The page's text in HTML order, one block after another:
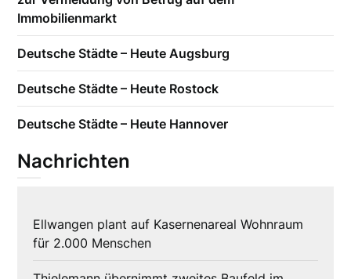
Immobilienmarkt
Deutsche Städte – Heute Augsburg
Deutsche Städte – Heute Rostock
Deutsche Städte – Heute Hannover
Nachrichten
Ellwangen plant auf Kasernenareal Wohnraum
für 2.000 Menschen